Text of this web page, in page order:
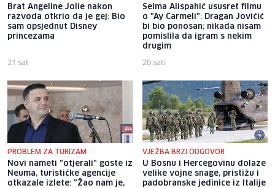
Brat Angeline Jolie nakon
razvoda otkrio da je gej: Bio
sam opsjednut Disney
princezama
21 sat
Selma Alispahić ususret filmu
o "Ay Carmeli": Dragan Jovičić
bi bio ponosan; nikada nisam
pomislila da igram s nekim
drugim
20 sati
PROBLEM ZA TURIZAM
Novi nameti "otjerali" goste iz
Neuma, turističke agencije
otkazale izlete: "Žao nam je,
VJEŽBA BRZI ODGOVOR
U Bosnu i Hercegovinu dolaze
velike vojne snage, pristižu i
padobranske jedinice iz Italije